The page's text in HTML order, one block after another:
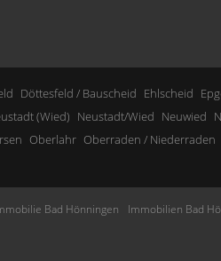
Döttesfeld / Bauscheid Ehlscheid
(Wied) Neustadt/Wied Neuwied
Oberlahr Oberraden / Niederraden
Bad Hönningen Immobilien Bad